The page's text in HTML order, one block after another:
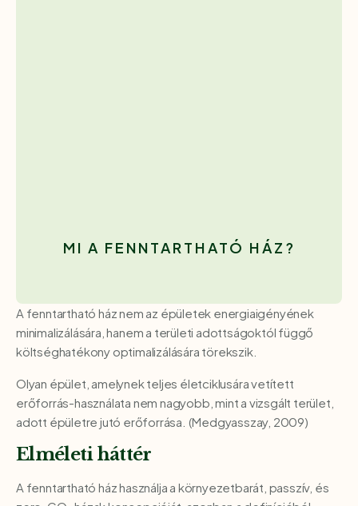
MI A FENNTARTHATÓ HÁZ?
A fenntartható ház nem az épületek energiaigényének
minimalizálására, hanem a területi adottságoktól függő
költséghatékony optimalizálására törekszik.
Olyan épület, amelynek teljes életciklusára vetített
erőforrás-használata nem nagyobb, mint a vizsgált terület,
adott épületre jutó erőforrása. (Medgyasszay, 2009)
Elméleti háttér
A fenntartható ház használja a környezetbarát, passzív, és